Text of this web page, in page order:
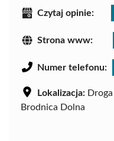
Czytaj opinie:
Strona www:
Numer telefonu:
Lokalizacja:
Brodnica Dolna